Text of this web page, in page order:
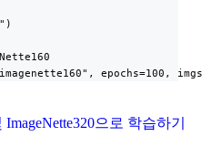
epochs=100,
ImageNette320으로 학습하기